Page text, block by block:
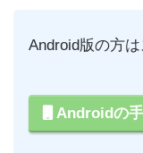
Android版の方は
Androidの